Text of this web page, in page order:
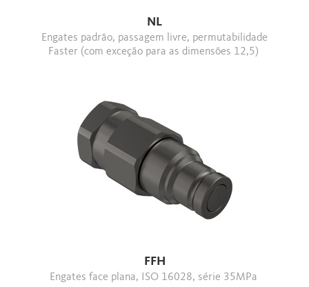
NL
Engates padrão, passagem livre, permutabilidade
Faster (com exceção para as dimensões 12,5)
FFH
Engates face plana, ISO 16028, série 35MPa